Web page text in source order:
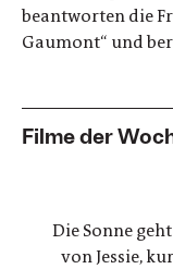
beantworten die
Gaumont“ und
Filme der
Die Sonne
von Jessie,